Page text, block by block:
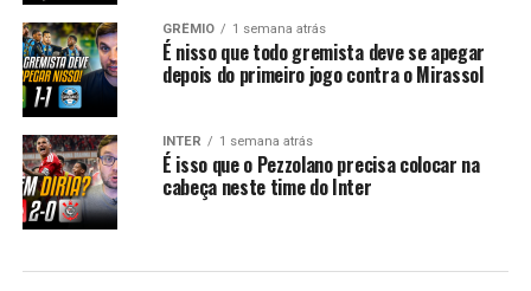
GRÊMIO 1 semana atrás
É nisso que todo gremista deve se apegar
depois do primeiro jogo contra o Mirassol
INTER 1 semana atrás
É isso que o Pezzolano precisa colocar na
cabeça neste time do Inter